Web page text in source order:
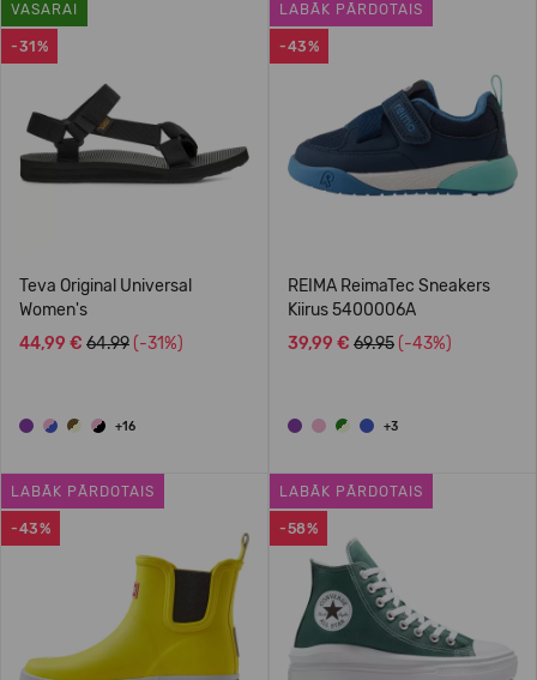
-31%
VASARAI
Teva Original Universal
Women's
44,99 € 64.99 (-31%)
+16
-43%
LABĀK PĀRDOTAIS
REIMA ReimaTec Sneakers
Kiirus 5400006A
39,99 € 69.95 (-43%)
+3
-43%
LABĀK PĀRDOTAIS
-58%
LABĀK PĀRDOTAIS